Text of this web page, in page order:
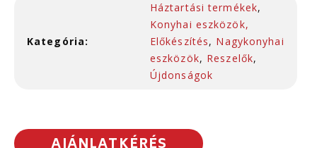
Kategória:
Háztartási termékek,
Konyhai eszközök,
Előkészítés, Nagykonyhai
eszközök, Reszelők,
Újdonságok